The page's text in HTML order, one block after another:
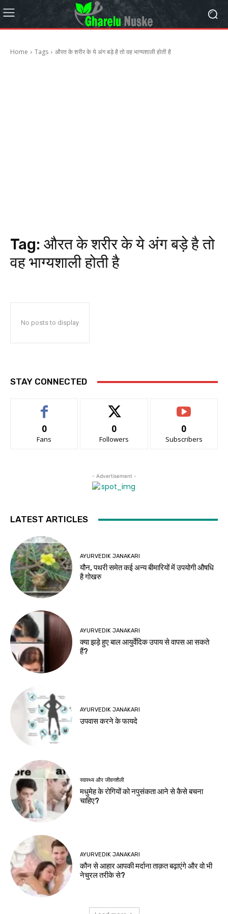
Home Tags औरत के शरीर के ये अंग बड़े है तो वह भाग्यशाली होती है
Tag: औरत के शरीर के ये अंग बड़े है तो
वह भाग्यशाली होती है
No posts to display
STAY CONNECTED
0
Fans
0
Followers
0
Subscribers
- Advertisement -
LATEST ARTICLES
AYURVEDIK JANAKARI
यौन, पथरी समेत कई अन्य बीमारियों में उपयोगी औषधि
है गोखरु
AYURVEDIK JANAKARI
क्या झड़े हुए बाल आयुर्वेदिक उपाय से वापस आ सकते
हैं?
AYURVEDIK JANAKARI
उपवास करने के फायदे
स्वास्थ्य और जीवनशैली
मधुमेह के रोगियों को नपुसंकता आने से कैसे बचना
चाहिए?
AYURVEDIK JANAKARI
कौन से आहार आपकी मर्दाना ताक़त बढ़ाएंगे और वो भी
नेचुरल तरीके से?